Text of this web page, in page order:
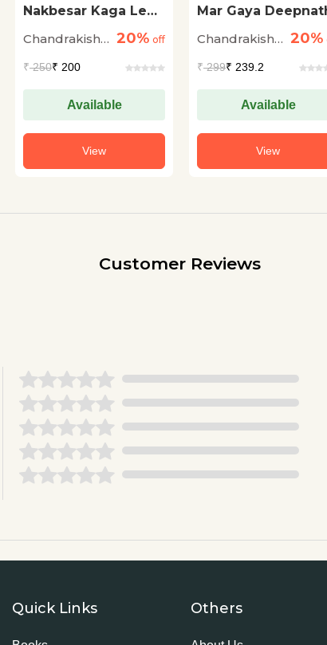
Nakbesar Kaga Le
Chandrakishore20% off
₹250₹ 200
Available
View
Mar Gaya
Chandrakishore20%
₹299₹ 239.2
Available
View
Customer Reviews
Quick Links Others